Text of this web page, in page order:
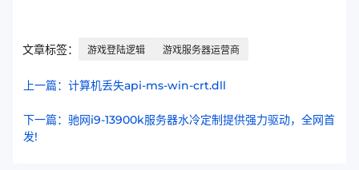
文章标签： 游戏登陆逻辑 游戏服务器运营商
上一篇：计算机丢失api-ms-win-crt.dll
下一篇：驰网i9-13900k服务器水冷定制提供强力驱动，全网首
发!